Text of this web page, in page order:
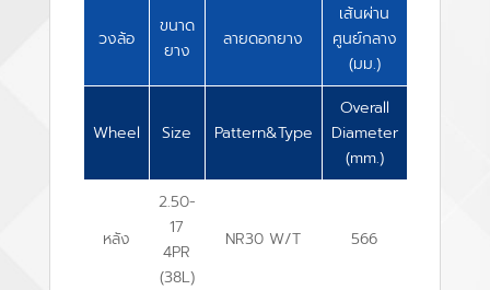
วงล้อ
ขนาด
ยาง
ลายดอกยาง
เส้นผ่าน
ศูนย์กลาง
(มม.)
Wheel Size Pattern&Type
Overall
Diameter
(mm.)
หลัง
2.50-
17
4PR
(38L)
NR30 W/T 566